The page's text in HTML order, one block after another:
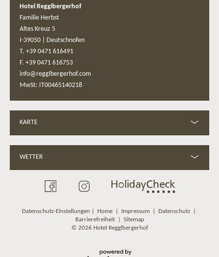
Hotel Regglbergerhof
Familie Herbst
Altes Kreuz 5
I-39050
Deutschnofen
T. +39 0471 616491
F. +39 0471 616753
info@regglbergerhof.com
MwSt: IT00465140218
KARTE
WETTER
Datenschutz-Einstellungen Home| Impressum| Datenschutz|
Barrierefreiheit| Sitemap
© 2026 Hotel Regglbergerhof